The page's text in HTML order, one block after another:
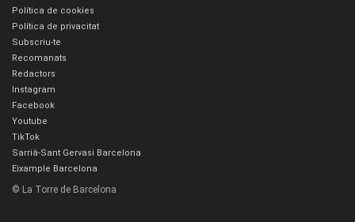
Política de cookies
Política de privacitat
Subscriu-te
Recomanats
Redactors
Instagram
Facebook
Youtube
TikTok
Sarrià-Sant Gervasi Barcelona
Eixample Barcelona
© La Torre de Barcelona